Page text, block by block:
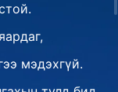
мэдэхгүй.